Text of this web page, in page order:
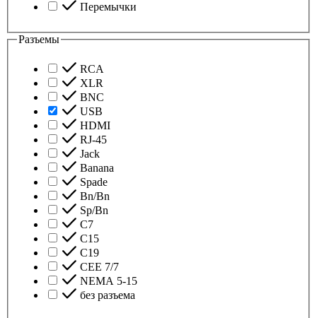
Перемычки
Разъемы
RCA
XLR
BNC
USB
HDMI
RJ-45
Jack
Banana
Spade
Bn/Bn
Sp/Bn
С7
C15
C19
CEE 7/7
NEMA 5-15
без разъема